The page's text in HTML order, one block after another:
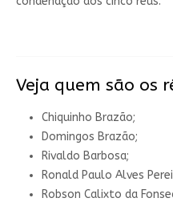
Veja quem são os
Chiquinho Brazão;
Domingos Brazão;
Rivaldo Barbosa;
Ronald Paulo Alves
Robson Calixto da